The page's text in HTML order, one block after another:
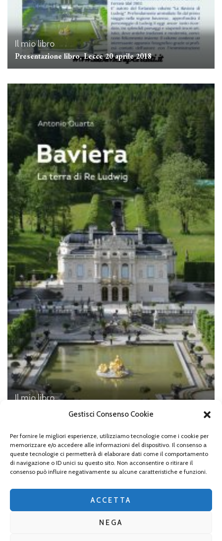
Gestisci Consenso Cookie
Per fornire le migliori esperienze, utilizziamo tecnologie come i cookie per
memorizzare e/o accedere alle informazioni del dispositivo. Il consenso a
queste tecnologie ci permetterà di elaborare dati come il comportamento
di navigazione o ID unici su questo sito. Non acconsentire o ritirare il
consenso può influire negativamente su alcune caratteristiche e funzioni.
ACCETTA
NEGA
Il mio libro
Presentazione libro, Lecce 20 aprile 2018
Il mio libro
Il mio libro, “Baviera, la terra di Re Ludwig”
Lascia un commento
per inviare un commento.